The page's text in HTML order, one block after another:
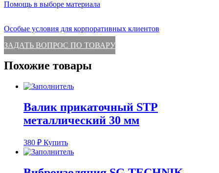
Помощь в выборе материала
Особые условия для корпоративных клиентов
ЗАДАТЬ ВОПРОС ПО ТОВАРУ
Похожие товары
Валик прикаточный STP
металлический 30 мм
380 ₽ Купить